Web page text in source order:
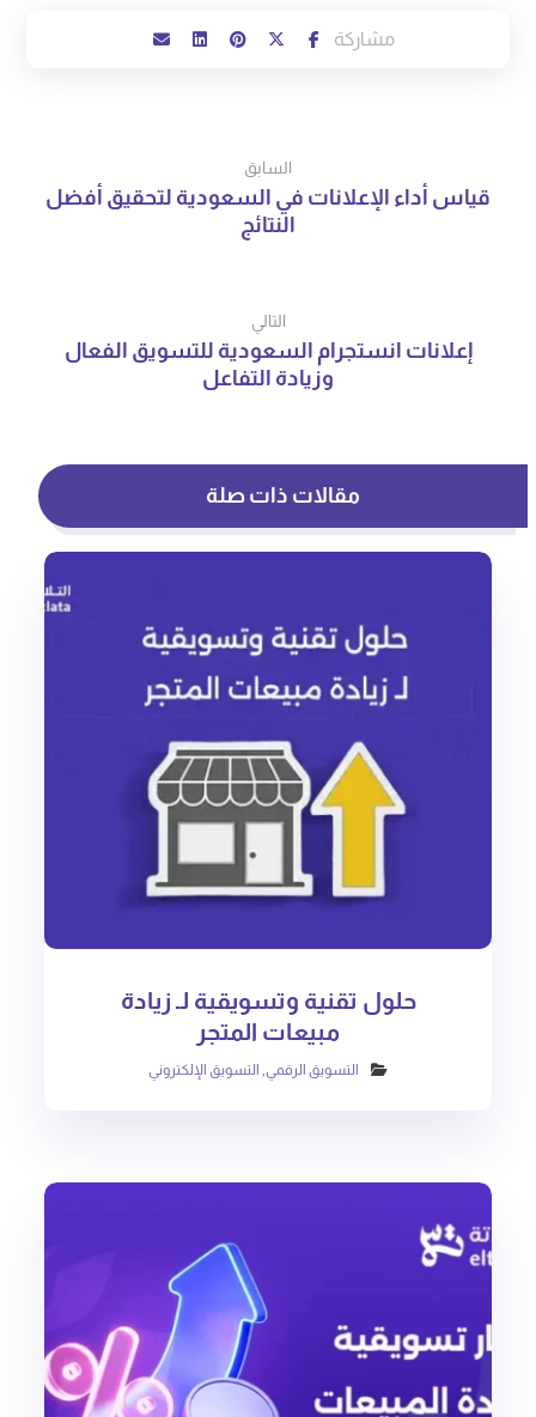
السابق
قياس أداء الإعلانات في السعودية لتحقيق أفضل
النتائج
التالي
إعلانات انستجرام السعودية للتسويق الفعال
وزيادة التفاعل
مقالات ذات صلة
حلول تقنية وتسويقية لـ زيادة
مبيعات المتجر
التسويق الرقمي التسويق الإلكتروني